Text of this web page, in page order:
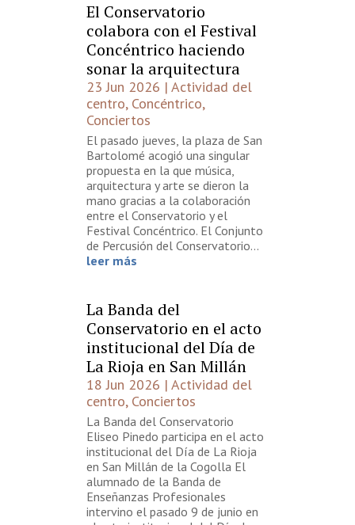
El Conservatorio
colabora con el Festival
Concéntrico haciendo
sonar la arquitectura
23 Jun 2026 | Actividad del
centro, Concéntrico,
Conciertos
El pasado jueves, la plaza de San
Bartolomé acogió una singular
propuesta en la que música,
arquitectura y arte se dieron la
mano gracias a la colaboración
entre el Conservatorio y el
Festival Concéntrico. El Conjunto
de Percusión del Conservatorio...
leer más
La Banda del
Conservatorio en el acto
institucional del Día de
La Rioja en San Millán
18 Jun 2026 | Actividad del
centro, Conciertos
La Banda del Conservatorio
Eliseo Pinedo participa en el acto
institucional del Día de La Rioja
en San Millán de la Cogolla El
alumnado de la Banda de
Enseñanzas Profesionales
intervino el pasado 9 de junio en